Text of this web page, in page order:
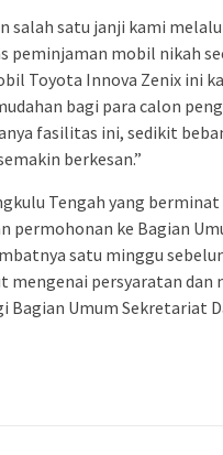
salah satu janji kami
peminjaman mobil nikah
Toyota Innova Zenix ini
bagi para calon
fasilitas ini, sedikit
berkesan.”
Tengah yang
permohonan ke Bagian
satu minggu
persyaratan dan
Bagian Umum Sekretariat